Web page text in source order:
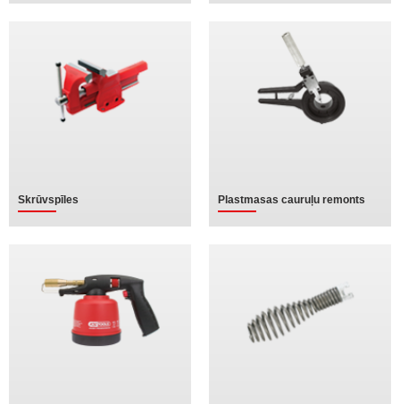
Skrūvspīles Plastmasas cauruļu remonts